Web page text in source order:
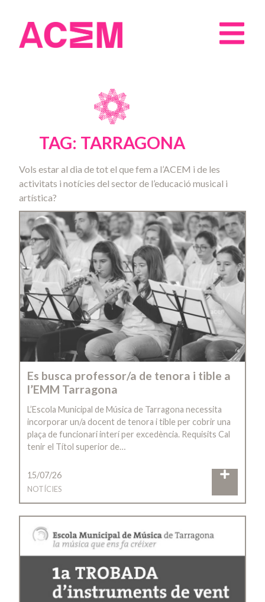
TAG: TARRAGONA
Vols estar al dia de tot el que fem a l’ACEM i de les
activitats i notícies del sector de l’educació musical i
artística?
Es busca professor/a de tenora i tible a
l’EMM Tarragona
L’Escola Municipal de Música de Tarragona necessita
incorporar un/a docent de tenora i tible per cobrir una
plaça de funcionari interí per excedència. Requisits Cal
tenir el Títol superior de…
15/07/26
NOTÍCIES